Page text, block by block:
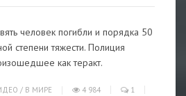
человек погибли и порядка 50
степени тяжести. Полиция
как теракт.
/ В МИРЕ 4 984 1